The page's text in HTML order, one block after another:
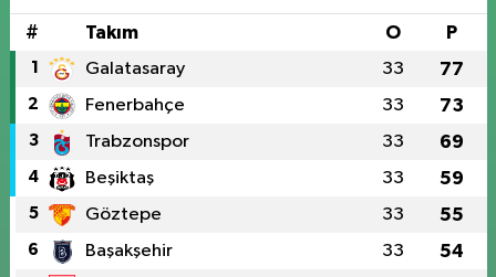
# Takım O P
1 Galatasaray 33 77
2 Fenerbahçe 33 73
3 Trabzonspor 33 69
4 Beşiktaş 33 59
5 Göztepe 33 55
6 Başakşehir 33 54